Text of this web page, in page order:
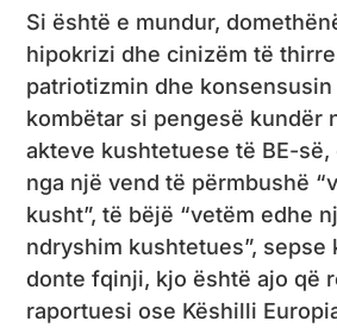
Si është e mundur,
hipokrizi dhe cinizëm të
patriotizmin dhe
kombëtar si pengesë kundër
akteve kushtetuese të BE-
nga një vend të përmbushë
kusht”, të bëjë “vetëm edhe
ndryshim kushtetues”, sepse
donte fqinji, kjo është ajo që
raportuesi ose Këshilli